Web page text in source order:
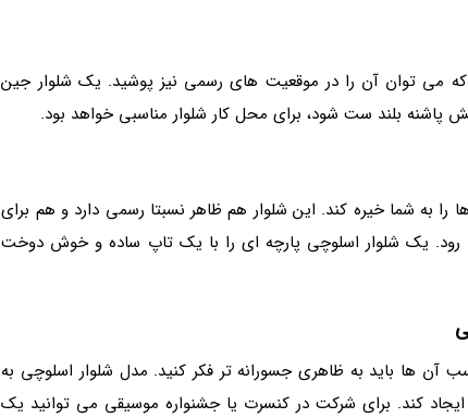
که می توان آن را در موقعیت های رسمی نیز پوشید. یک شلوار جین
بلند ست شود، برای محل کار شلوار مناسبی خواهد بود.
را به شما خیره کند. این شلوار هم ظاهر نسبتا رسمی دارد و هم برای
رود. یک شلوار اسلوچی پارچه ای را با یک تاپ ساده و خوش دوخت
ها باید به ظاهری جسورانه تر فکر کنید. مدل شلوار اسلوچی به
کند. برای شرکت در کنسرت یا جشنواره موسیقی می توانید یک